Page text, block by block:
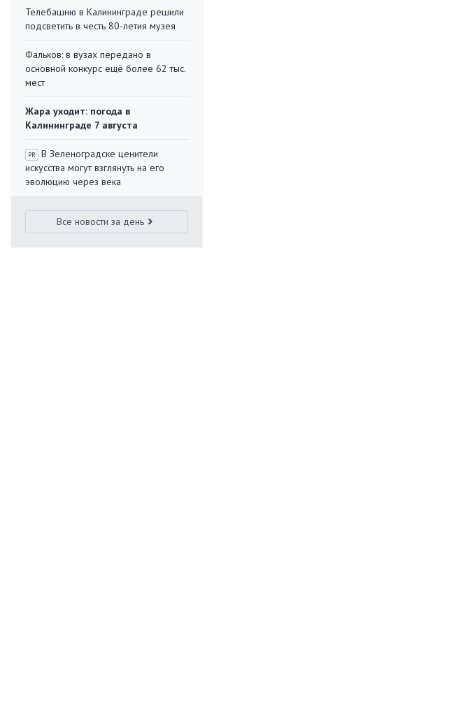
Телебашню в Калининграде решили
подсветить в честь 80-летия музея
Фальков: в вузах передано в
основной конкурс ещё более 62 тыс.
мест
Жара уходит: погода в
Калининграде 7 августа
PR
В Зеленоградске ценители
искусства могут взглянуть на его
эволюцию через века
Все новости за день